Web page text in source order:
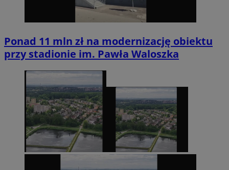
Ponad 11 mln zł na modernizację obiektu
przy stadionie im. Pawła Waloszka